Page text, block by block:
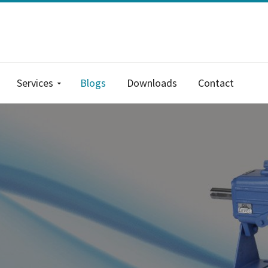
Services Blogs Downloads Contact